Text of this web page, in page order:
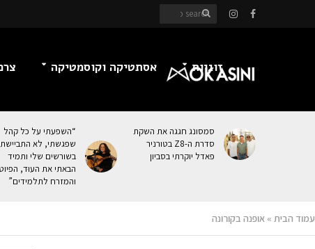
זוגיות אסתטיקה וקוסמטיקה
סמסונג חגגה את השקת
סדרת ה-Z8 בטורניר
פאדל יוקרתי בסביון
“השפעתי על כל קהל
שפגשתי, לא
בשורשים שלי ותמיד
הבאתי את העוּד, הפיוט
והמזרח לתלמידים”
עמוד הבית » אופנה בקורונה